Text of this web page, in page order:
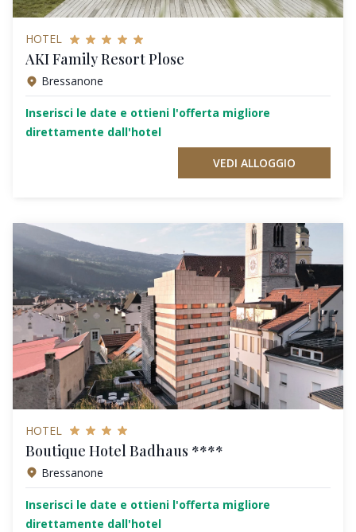
HOTEL
AKI Family Resort Plose
Bressanone
Inserisci le date e ottieni l'offerta migliore
direttamente dall'hotel
VEDI ALLOGGIO
HOTEL
Boutique Hotel Badhaus ****
Bressanone
Inserisci le date e ottieni l'offerta migliore
direttamente dall'hotel